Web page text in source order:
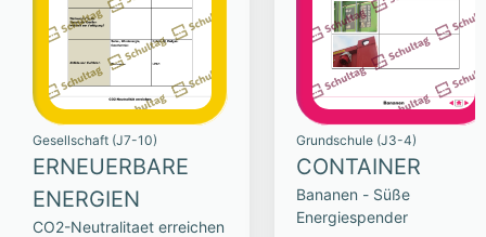
Gesellschaft (J7-10)
ERNEUERBARE
ENERGIEN
CO2-Neutralitaet erreichen
Grundschule (J3-4)
CONTAINER
Bananen - Süße
Energiespender